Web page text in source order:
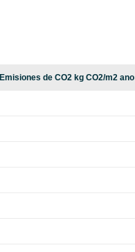
Emisiones de CO2 kg CO2/m2 ano